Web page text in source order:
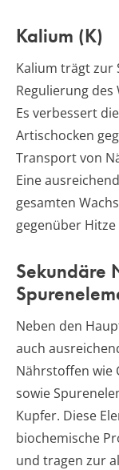
Kalium (K)
Kalium trägt zur
Regulierung des
Es verbessert
Artischocken
Transport von
Eine
gesamten
gegenüber
Sekundäre
Neben den
auch
Nährstoffen wie
sowie
Kupfer. Diese
biochemische
und tragen zur